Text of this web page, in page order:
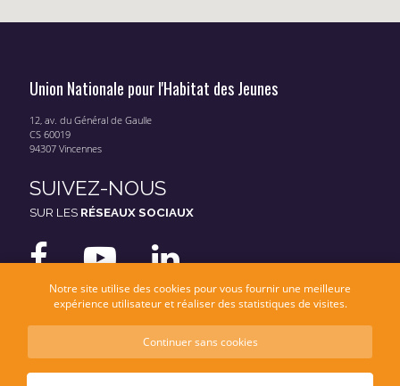
Union Nationale pour l'Habitat des Jeunes
12, av. du Général de Gaulle
CS 60019
94307 Vincennes
SUIVEZ-NOUS
SUR LES RÉSEAUX SOCIAUX
Mentions légales
Notre site utilise des cookies pour vous fournir une meilleure
expérience utilisateur et réaliser des statistiques de visites.
Continuer sans cookies